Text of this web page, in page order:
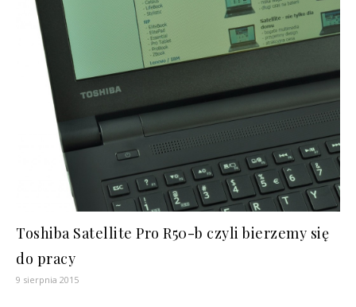
Toshiba Satellite Pro R50-b czyli bierzemy się
do pracy
9 sierpnia 2015